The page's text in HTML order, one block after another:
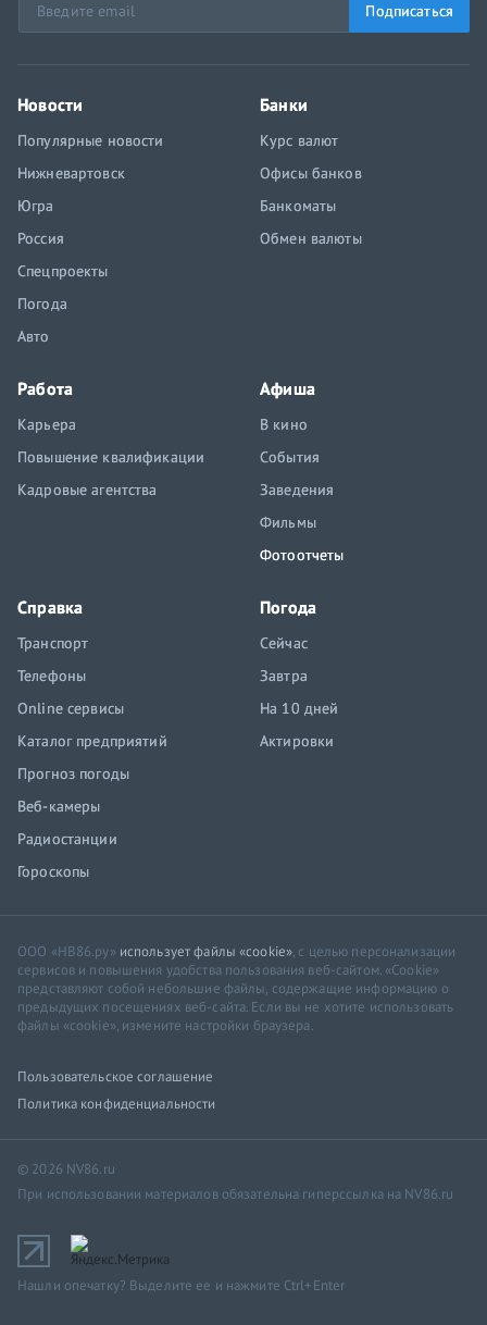
Подписаться
Новости
Популярные новости
Нижневартовск
Югра
Россия
Спецпроекты
Погода
Авто
Банки
Курс валют
Офисы банков
Банкоматы
Обмен валюты
Работа
Карьера
Повышение квалификации
Кадровые агентства
Афиша
В кино
События
Заведения
Фильмы
Фотоотчеты
Справка
Транспорт
Телефоны
Online сервисы
Каталог предприятий
Прогноз погоды
Веб-камеры
Радиостанции
Гороскопы
Погода
Сейчас
Завтра
На 10 дней
Актировки
ООО «НВ86.ру» использует файлы «cookie», с целью персонализации
сервисов и повышения удобства пользования веб-сайтом. «Cookie»
представляют собой небольшие файлы, содержащие информацию о
предыдущих посещениях веб-сайта. Если вы не хотите использовать
файлы «cookie», измените настройки браузера.
Пользовательское соглашение
Политика конфиденциальности
© 2026 NV86.ru
При использовании материалов обязательна гиперссылка на NV86.ru
Нашли опечатку? Выделите ее и нажмите Ctrl+Enter